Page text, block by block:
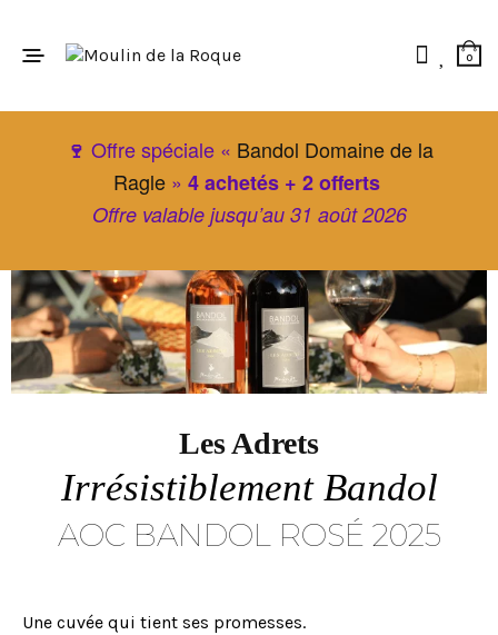
0
🍷 Offre spéciale « Bandol Domaine de la
Ragle» 4 achetés + 2 offerts
Offre valable jusqu’au 31 août 2026
Les Adrets
Irrésistiblement Bandol
AOC BANDOL ROSÉ 2025
Une cuvée qui tient ses promesses.